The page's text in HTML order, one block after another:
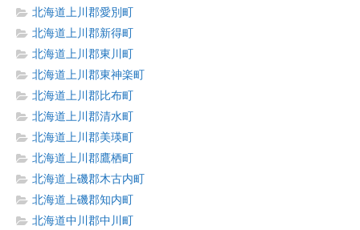
北海道上川郡愛別町
北海道上川郡新得町
北海道上川郡東川町
北海道上川郡東神楽町
北海道上川郡比布町
北海道上川郡清水町
北海道上川郡美瑛町
北海道上川郡鷹栖町
北海道上磯郡木古内町
北海道上磯郡知内町
北海道中川郡中川町